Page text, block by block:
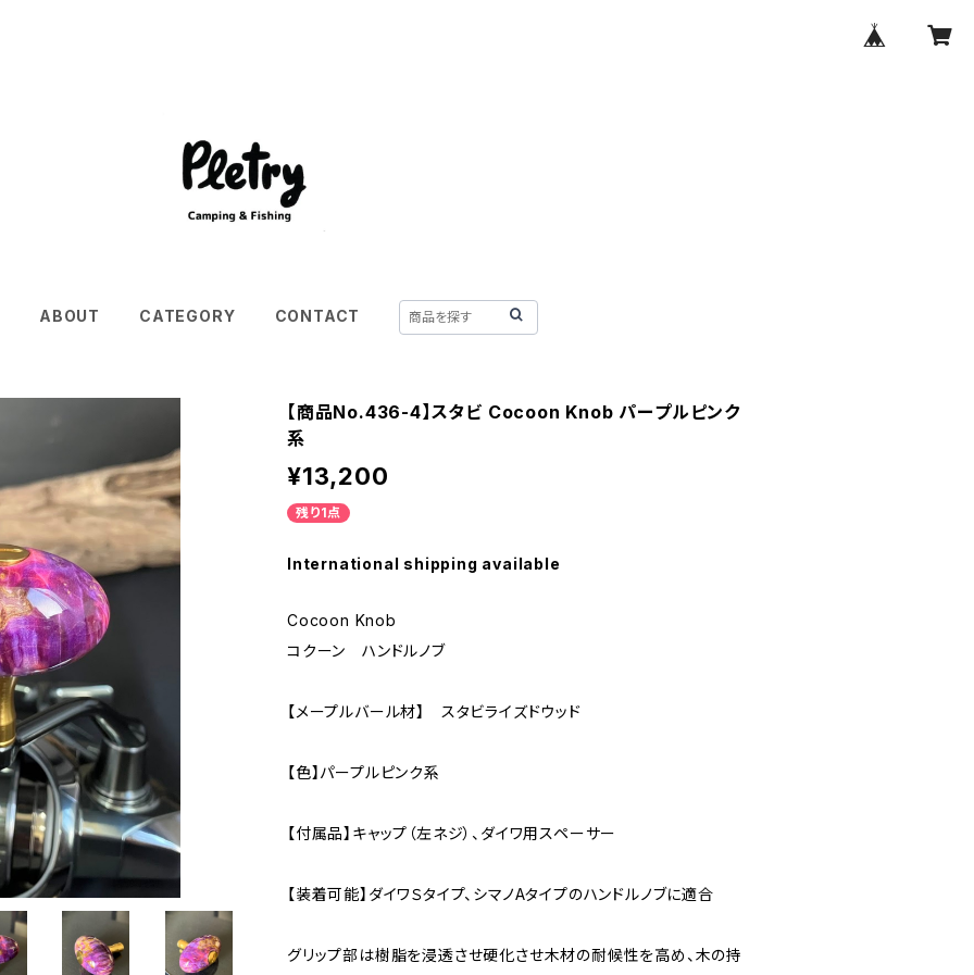
ABOUT CATEGORY CONTACT
【商品No.436-4】スタビ Cocoon Knob パープルピンク
系
¥13,200
残り1点
International shipping available
Cocoon Knob
コクーン ハンドルノブ
【メープルバール材】 スタビライズドウッド
【色】パープルピンク系
【付属品】キャップ（左ネジ）、ダイワ用スペーサー
【装着可能】ダイワＳタイプ、シマノAタイプのハンドルノブに適合
グリップ部は樹脂を浸透させ硬化させ木材の耐候性を高め、木の持